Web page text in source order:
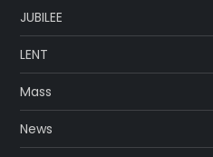
JUBILEE
LENT
Mass
News